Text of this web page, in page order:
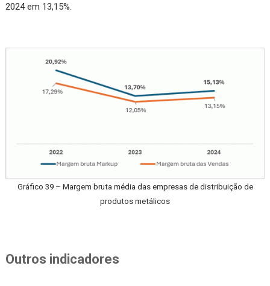
2024 em 13,15%.
Gráfico 39 – Margem bruta média das empresas de distribuição de
produtos metálicos
Outros indicadores